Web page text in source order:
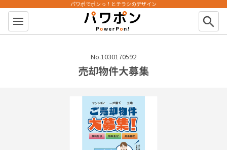
パワポン
パワポでポンっ！とチラシのデザイン
search
No.1030170592
売却物件大募集